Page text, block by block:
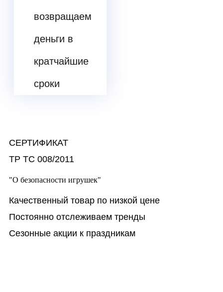
возвращаем
деньги в
кратчайшие
сроки
СЕРТИФИКАТ
ТР ТС 008/2011
"О безопасности игрушек"
Качественный товар по низкой цене
Постоянно отслеживаем тренды
Сезонные акции к праздникам